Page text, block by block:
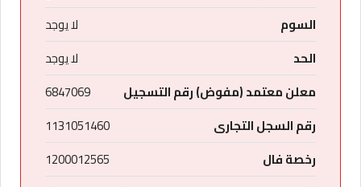
السوم
لا يوجد
الحد
لا يوجد
معلن معتمد (مفوض) رقم التسجيل
6847069
رقم السجل التجارى
1131051460
رخصة فال
1200012565